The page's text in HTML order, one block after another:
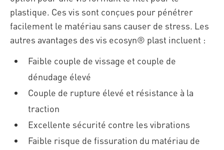
plastique. Ces vis sont conçues pour pénétrer
facilement le matériau sans causer de stress. Les
autres avantages des vis ecosyn® plast incluent :
Faible couple de vissage et couple de
dénudage élevé
Couple de rupture élevé et résistance à la
traction
Excellente sécurité contre les vibrations
Faible risque de fissuration du matériau de